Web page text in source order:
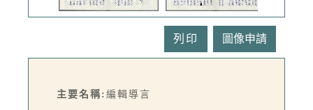
列印
主要名稱: 編輯導言